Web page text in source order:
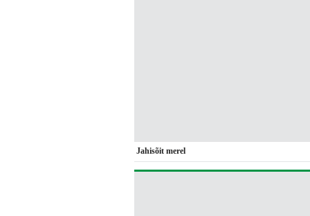
Jahisõit merel